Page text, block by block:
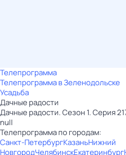
Телепрограмма
Телепрограмма в Зеленодольске
Усадьба
Дачные радости
Дачные радости. Сезон 1. Серия
null
Телепрограмма по городам:
Санкт-ПетербургКазаньНижний
НовгородЧелябинскЕкатеринбург